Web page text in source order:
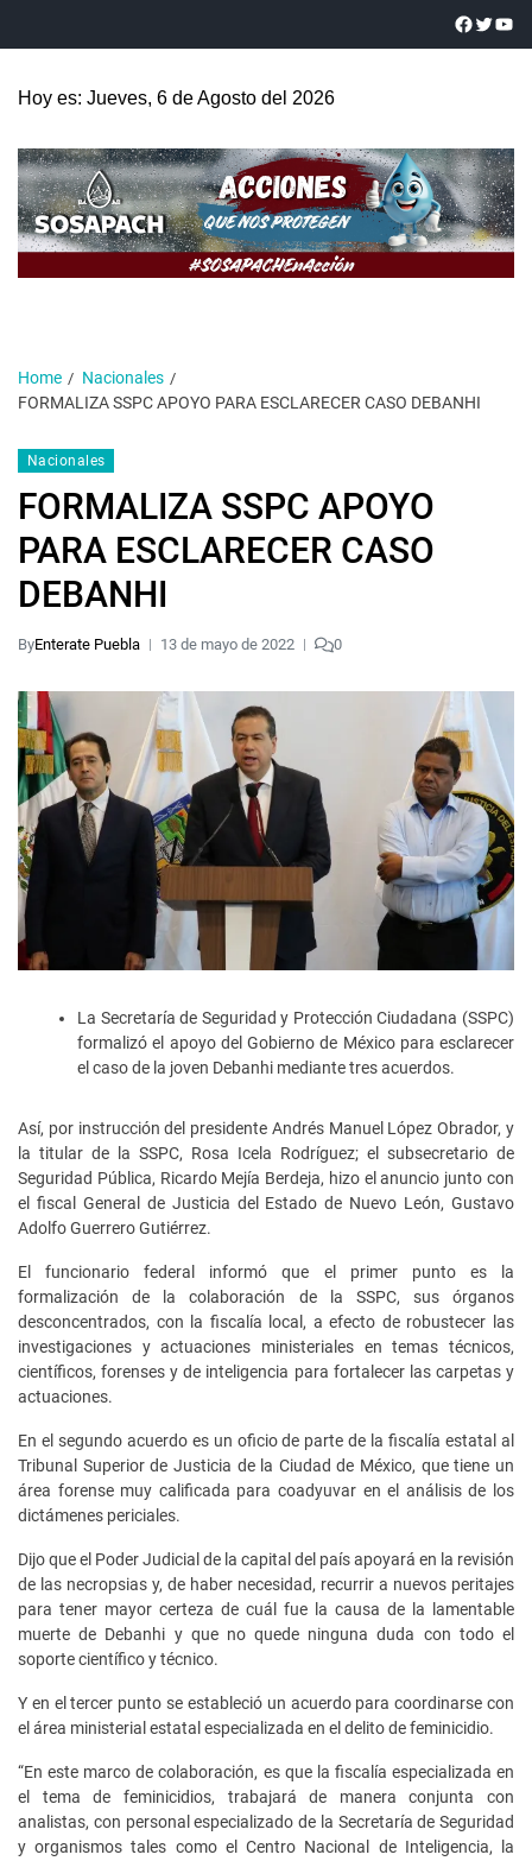
Hoy es: Jueves, 6 de Agosto del 2026
Home
Nacionales
FORMALIZA SSPC APOYO PARA ESCLARECER CASO DEBANHI
Nacionales
FORMALIZA SSPC APOYO
PARA ESCLARECER CASO
DEBANHI
ByEnterate Puebla 13 de mayo de 2022 0
La Secretaría de Seguridad y Protección Ciudadana (SSPC)
formalizó el apoyo del Gobierno de México para esclarecer
el caso de la joven Debanhi mediante tres acuerdos.
Así, por instrucción del presidente Andrés Manuel López Obrador, y
la titular de la SSPC, Rosa Icela Rodríguez; el subsecretario de
Seguridad Pública, Ricardo Mejía Berdeja, hizo el anuncio junto con
el fiscal General de Justicia del Estado de Nuevo León, Gustavo
Adolfo Guerrero Gutiérrez.
El funcionario federal informó que el primer punto es la
formalización de la colaboración de la SSPC, sus órganos
desconcentrados, con la fiscalía local, a efecto de robustecer las
investigaciones y actuaciones ministeriales en temas técnicos,
científicos, forenses y de inteligencia para fortalecer las carpetas y
actuaciones.
En el segundo acuerdo es un oficio de parte de la fiscalía estatal al
Tribunal Superior de Justicia de la Ciudad de México, que tiene un
área forense muy calificada para coadyuvar en el análisis de los
dictámenes periciales.
Dijo que el Poder Judicial de la capital del país apoyará en la revisión
de las necropsias y, de haber necesidad, recurrir a nuevos peritajes
para tener mayor certeza de cuál fue la causa de la lamentable
muerte de Debanhi y que no quede ninguna duda con todo el
soporte científico y técnico.
Y en el tercer punto se estableció un acuerdo para coordinarse con
el área ministerial estatal especializada en el delito de feminicidio.
“En este marco de colaboración, es que la fiscalía especializada en
el tema de feminicidios, trabajará de manera conjunta con
analistas, con personal especializado de la Secretaría de Seguridad
y organismos tales como el Centro Nacional de Inteligencia, la